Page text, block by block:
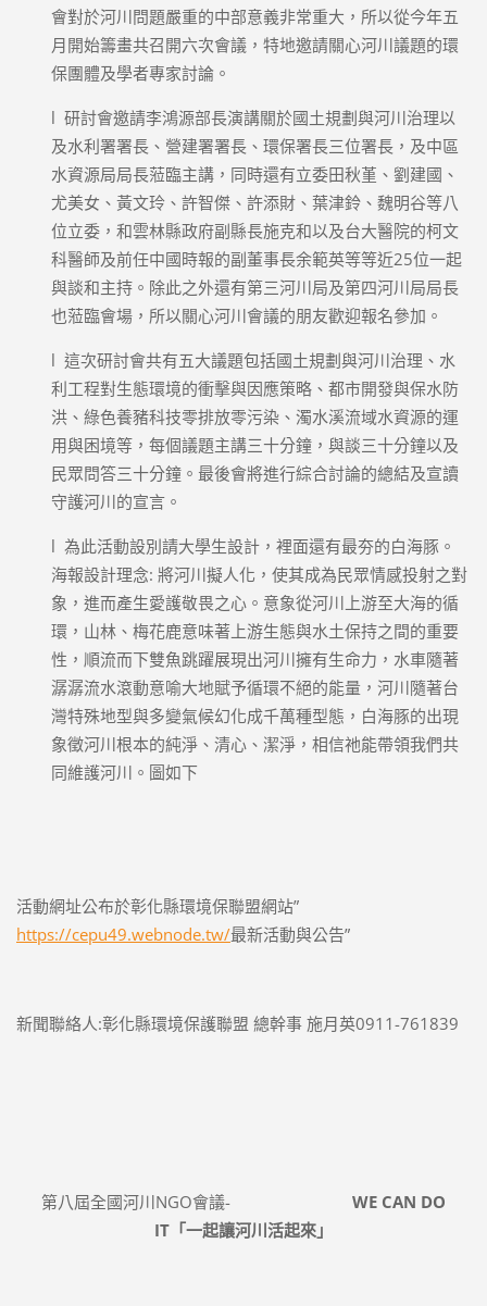
會對於河川問題嚴重的中部意義非常重大，所以從今年五
月開始籌畫共召開六次會議，特地邀請關心河川議題的環
保團體及學者專家討論。
l 研討會邀請李鴻源部長演講關於國土規劃與河川治理以
及水利署署長、營建署署長、環保署長三位署長，及中區
水資源局局長蒞臨主講，同時還有立委田秋堇、劉建國、
尤美女、黃文玲、許智傑、許添財、葉津鈴、魏明谷等八
位立委，和雲林縣政府副縣長施克和以及台大醫院的柯文
科醫師及前任中國時報的副董事長余範英等等近25位一起
與談和主持。除此之外還有第三河川局及第四河川局局長
也蒞臨會場，所以關心河川會議的朋友歡迎報名參加。
l 這次研討會共有五大議題包括國土規劃與河川治理、水
利工程對生態環境的衝擊與因應策略、都市開發與保水防
洪、綠色養豬科技零排放零污染、濁水溪流域水資源的運
用與困境等，每個議題主講三十分鐘，與談三十分鐘以及
民眾問答三十分鐘。最後會將進行綜合討論的總結及宣讀
守護河川的宣言。
l 為此活動設別請大學生設計，裡面還有最夯的白海豚。
海報設計理念: 將河川擬人化，使其成為民眾情感投射之對
象，進而產生愛護敬畏之心。意象從河川上游至大海的循
環，山林、梅花鹿意味著上游生態與水土保持之間的重要
性，順流而下雙魚跳躍展現出河川擁有生命力，水車隨著
潺潺流水滾動意喻大地賦予循環不絕的能量，河川隨著台
灣特殊地型與多變氣候幻化成千萬種型態，白海豚的出現
象徵河川根本的純淨、清心、潔淨，相信祂能帶領我們共
同維護河川。圖如下
活動網址公布於彰化縣環境保聯盟網站”
https://cepu49.webnode.tw/最新活動與公告”
新聞聯絡人:彰化縣環境保護聯盟 總幹事 施月英0911-761839
第八屆全國河川NGO會議- WE CAN DO
IT 「一起讓河川活起來」